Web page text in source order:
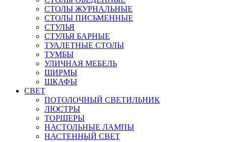
СТОЛЫ ЖУРНАЛЬНЫЕ
СТОЛЫ ПИСЬМЕННЫЕ
СТУЛЬЯ
СТУЛЬЯ БАРНЫЕ
ТУАЛЕТНЫЕ СТОЛЫ
ТУМБЫ
УЛИЧНАЯ МЕБЕЛЬ
ШИРМЫ
ШКАФЫ
СВЕТ
ПОТОЛОЧНЫЙ СВЕТИЛЬНИК
ЛЮСТРЫ
ТОРШЕРЫ
НАСТОЛЬНЫЕ ЛАМПЫ
НАСТЕННЫЙ СВЕТ